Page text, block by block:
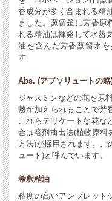
香成分が多く含まれる精
ました。蒸留釜に芳香原
れる精油は揮発して水蒸
油を含んだ芳香蒸留水
す。
Abs. (アブソリュートの略
ジャスミンなどの花を原
熱が加えられることで芳
これらデリケートな花な
合は溶剤抽出法(植物原料
方法)が採用されます。こ
ュート)と呼んでいます。
希釈精油
粘度の高いアンブレット